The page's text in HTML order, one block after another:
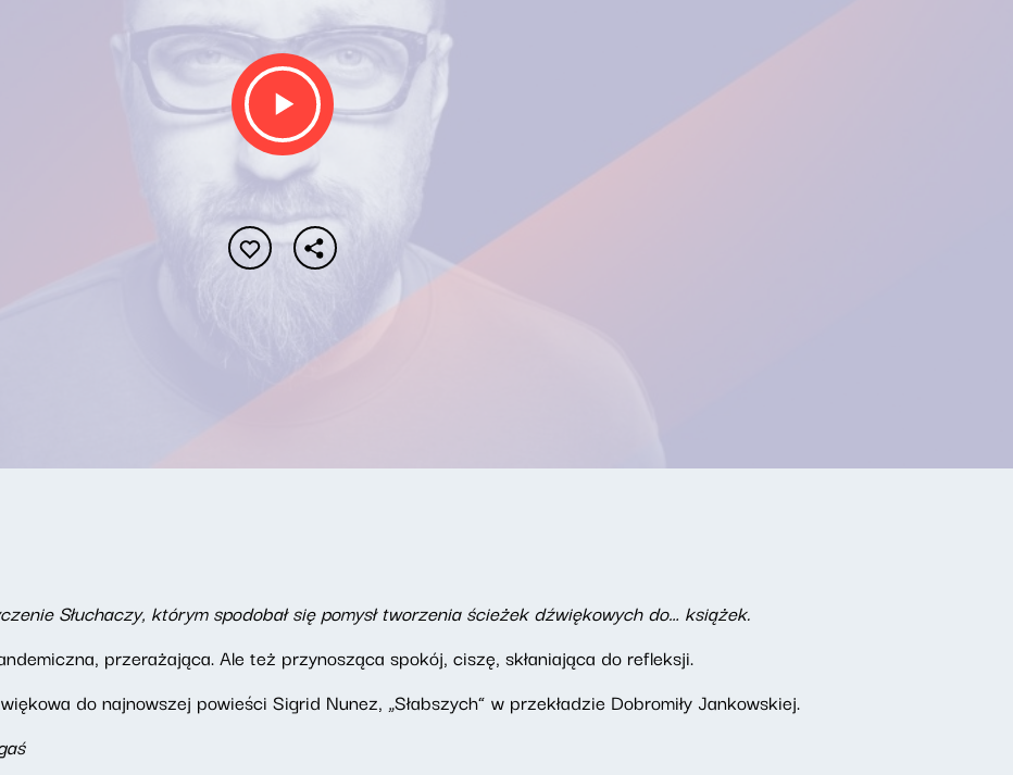
Słuchaczy, którym spodobał się pomysł tworzenia ścieżek dźwiękowych do… książek.
przerażająca. Ale też przynosząca spokój, ciszę, skłaniająca do refleksji.
do najnowszej powieści Sigrid Nunez, „Słabszych” w przekładzie Dobromiły Jankowskiej.